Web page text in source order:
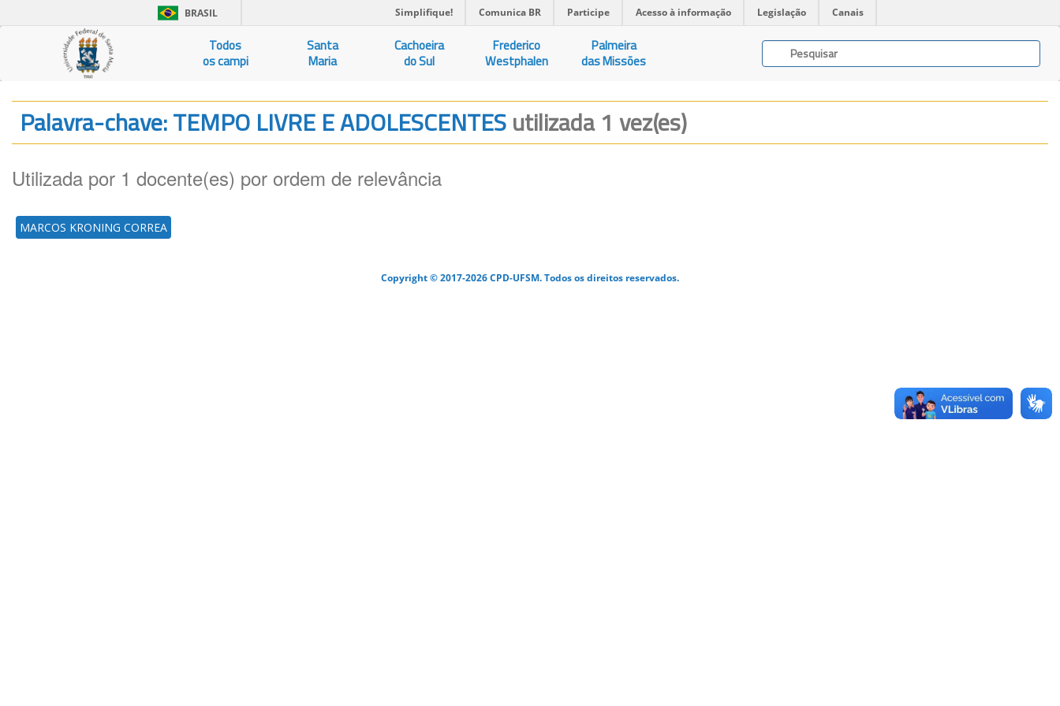
BRASIL Simplifique! Comunica BR Participe Acesso à informação Legislação Canais
Todos
os campi
Santa
Maria
Cachoeira
do Sul
Frederico
Westphalen
Palmeira
das Missões
Palavra-chave: TEMPO LIVRE E ADOLESCENTESutilizada 1 vez(es)
Utilizada por 1 docente(es) por ordem de relevância
MARCOS KRONING CORREA
Copyright © 2017-2026 CPD-UFSM. Todos os direitos reservados.